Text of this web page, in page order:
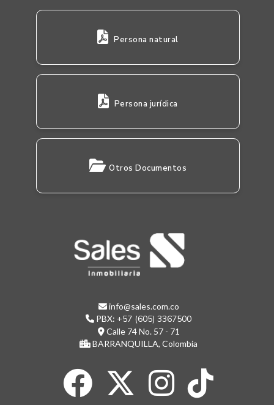
Persona natural
Persona jurídica
Otros Documentos
info@sales.com.co
PBX: +57 (605) 3367500
Calle 74 No. 57 - 71
BARRANQUILLA, Colombia